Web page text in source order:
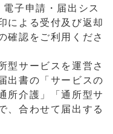
子申請・届出シス
による受付及び返却
確認をご利用くださ
型サービスを運営さ
出書の「サービスの
所介護」「通所型サ
、合わせて届出する